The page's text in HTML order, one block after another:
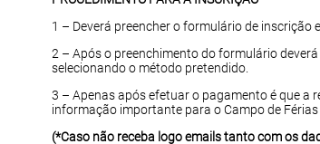
1 – Deverá preencher o formulário de inscrição
2 – Após o preenchimento do formulário
selecionando o método pretendido.
3 – Apenas após efetuar o pagamento é que a
informação importante para o Campo de Férias
(*Caso não receba logo emails tanto com os